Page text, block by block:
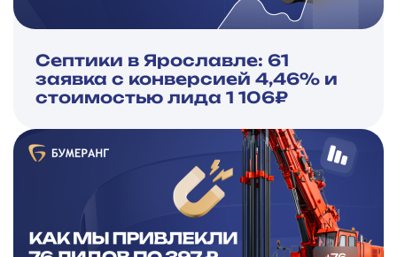
Септики в Ярославле: 61
заявка с конверсией 4,46% и
стоимостью лида 1 106₽